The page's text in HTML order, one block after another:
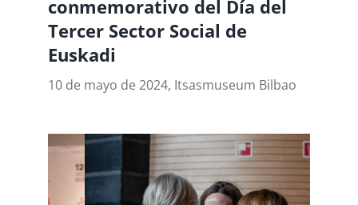
conmemorativo del Día del
Tercer Sector Social de
Euskadi
10 de mayo de 2024, Itsasmuseum Bilbao